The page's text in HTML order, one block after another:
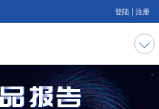
登陆 注册